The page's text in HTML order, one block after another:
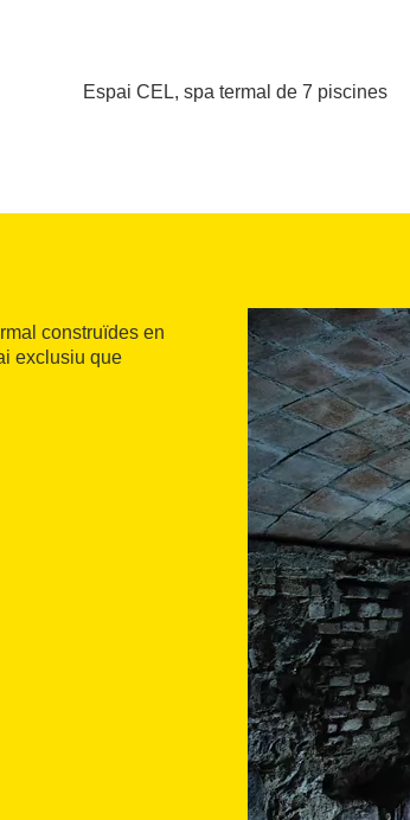
Espai CEL, spa termal de 7 piscines
construïdes en
exclusiu que